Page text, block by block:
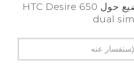
البحث عن المواضيع حول HTC Desire 650
dual sim